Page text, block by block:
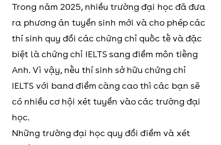
Trong năm 2025, nhiều trường đại học đã đưa
ra phương án tuyển sinh mới và cho phép các
thí sinh quy đổi các chứng chỉ quốc tế và đặc
biệt là chứng chỉ IELTS sang điểm môn tiếng
Anh. Vì vậy, nếu thí sinh sở hữu chứng chỉ
IELTS với band điểm càng cao thì các bạn sẽ
có nhiều cơ hội xét tuyển vào các trường đại
học.
Những trường đại học quy đổi điểm và xét